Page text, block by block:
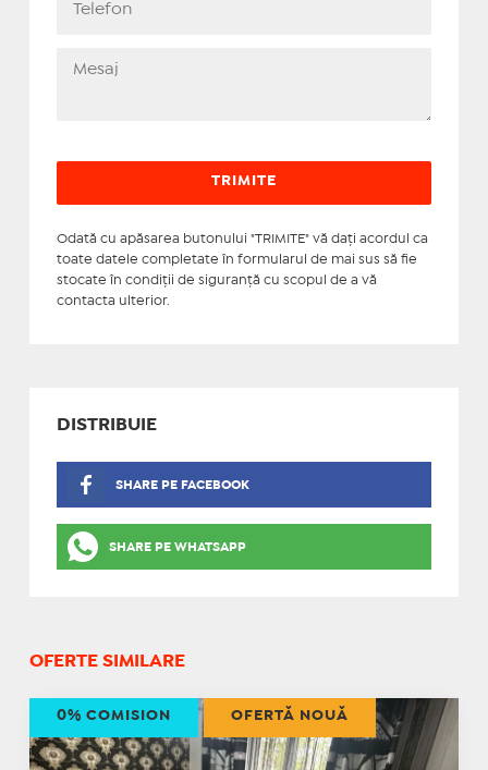
Odată cu apăsarea butonului "TRIMITE" vă daţi acordul ca
toate datele completate în formularul de mai sus să fie
stocate în condiţii de siguranţă cu scopul de a vă
contacta ulterior.
DISTRIBUIE
SHARE PE FACEBOOK
SHARE PE WHATSAPP
OFERTE SIMILARE
0% COMISION OFERTĂ NOUĂ